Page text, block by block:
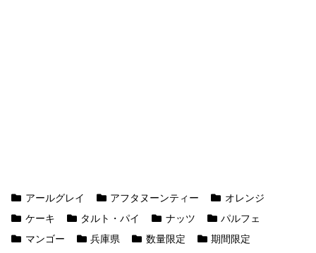
アールグレイ アフタヌーンティー
オレンジ
ケーキ
タルト・パイ ナッツ
パルフェ
マンゴー
兵庫県 数量限定
期間限定